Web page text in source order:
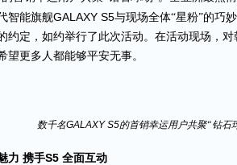
智能旗舰GALAXY S5与现场全体“星粉”的巧妙
约定，如约举行了此次活动。在活动现场，
望更多人都能够平安无事。
数千名GALAXY S5的首销幸运用户共聚“钻石
力 携手S5 全面互动